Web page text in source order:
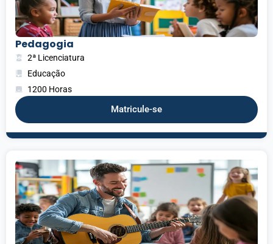
Pedagogia
2ª Licenciatura
Educação
1200 Horas
Matricule-se